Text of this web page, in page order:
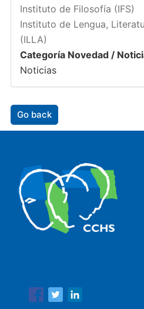
Instituto de Filosofía (IFS)
Instituto de Lengua,
(ILLA)
Categoría Novedad /
Noticias
Go back